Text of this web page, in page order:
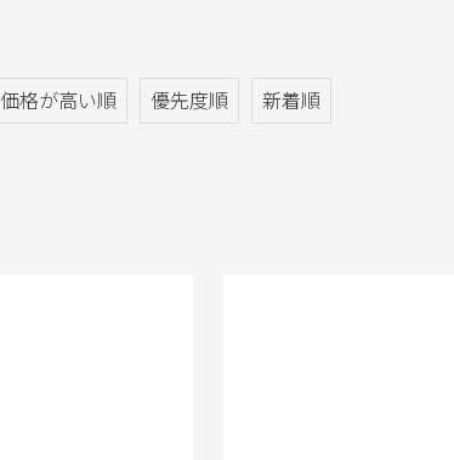
価格が高い順 優先度順 新着順